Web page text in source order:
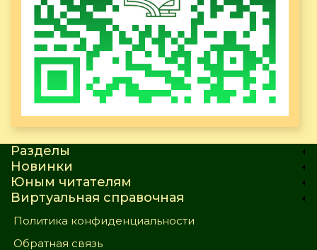
Разделы
Новинки
Юным читателям
Виртуальная справочная
Политика конфиденциальности
Обратная связь